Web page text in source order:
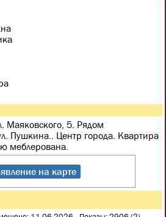
Маяковского, 5. Рядом
Пушкина.. Центр города. Квартира
меблерована.
на карте